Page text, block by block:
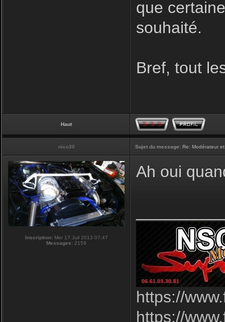
que
souhaité.
Bref, tout
Haut
nico30 Sujet du message: Re: Modérateur
Inscription:Mer 17 Juil 2013 07:47
Messages: 2159
Ah oui
https://
https://